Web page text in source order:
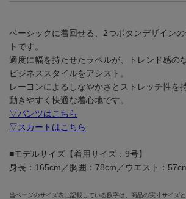
ベーシックに着回せる、2つボタンデザイン
トです。
適度に幅を持たせたラペルが、トレンド感の
ビジネススタイルをアシスト。
レーヨンによるしなやかさとストレッチ性を
動きやすく快適な着心地です。
▽パンツはこちら
▽スカートはこちら
■モデルサイズ【着用サイズ：9号】
身長：165cm／胸囲：78cm／ウエスト：
当ページのサイズ表に記載している数字は、商品の実寸サイズと